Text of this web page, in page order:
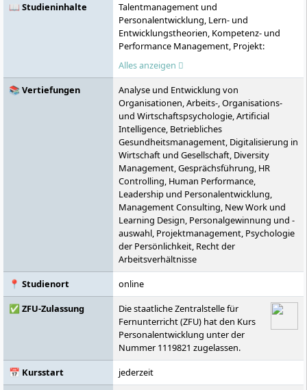
📖 Studieninhalte
Talentmanagement und
Personalentwicklung, Lern- und
Entwicklungstheorien, Kompetenz- und
Performance Management, Projekt:
Entwicklung von Teams,
Forschungsmethodik, Seminar: Arbeitsrecht
in der Personalentwicklung, Seminar:
Personal- und Führungskräfteentwicklung
im digitalen Wandel, Wahlpflichtmodul A,
Masterarbeit
Alles anzeigen
📚 Vertiefungen
Analyse und Entwicklung von
Organisationen, Arbeits-, Organisations-
und Wirtschaftspsychologie, Artificial
Intelligence, Betriebliches
Gesundheitsmanagement, Digitalisierung in
Wirtschaft und Gesellschaft, Diversity
Management, Gesprächsführung, HR
Controlling, Human Performance,
Leadership und Personalentwicklung,
Management Consulting, New Work und
Learning Design, Personalgewinnung und -
auswahl, Projektmanagement, Psychologie
der Persönlichkeit, Recht der
Arbeitsverhältnisse
📍 Studienort
online
✅ ZFU-Zulassung
Die staatliche Zentralstelle für
Fernunterricht (ZFU) hat den Kurs
Personalentwicklung unter der
Nummer 1119821 zugelassen.
📅 Kursstart
jederzeit